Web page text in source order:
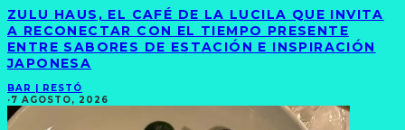
ZULU HAUS, EL CAFÉ DE LA LUCILA QUE INVITA
A RECONECTAR CON EL TIEMPO PRESENTE
ENTRE SABORES DE ESTACIÓN E INSPIRACIÓN
JAPONESA
BAR | RESTÓ
·7 AGOSTO, 2026